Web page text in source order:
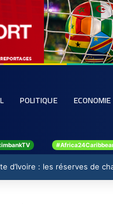
POLITIQUE ECONOMIE
d’Ivoire : les réserves de